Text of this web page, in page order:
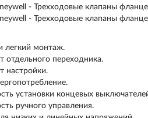
- Трехходовые клапаны
- Трехходовые клапаны
легкий монтаж.
отдельного переходника.
настройки.
установки концевых
ручного управления.